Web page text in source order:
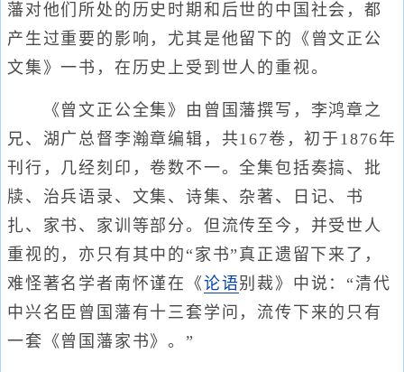
藩对他们所处的历史时期和后世的中国社会，都
产生过重要的影响，尤其是他留下的《曾文正公
文集》一书，在历史上受到世人的重视。
《曾文正公全集》由曾国藩撰写，李鸿章之
兄、湖广总督李瀚章编辑，共167卷，初于1876年
刊行，几经刻印，卷数不一。全集包括奏搞、批
牍、治兵语录、文集、诗集、杂著、日记、书
扎、家书、家训等部分。但流传至今，并受世人
重视的，亦只有其中的“家书”真正遗留下来了，
难怪著名学者南怀谨在《论语别裁》中说：“清代
中兴名臣曾国藩有十三套学问，流传下来的只有
一套《曾国藩家书》。”